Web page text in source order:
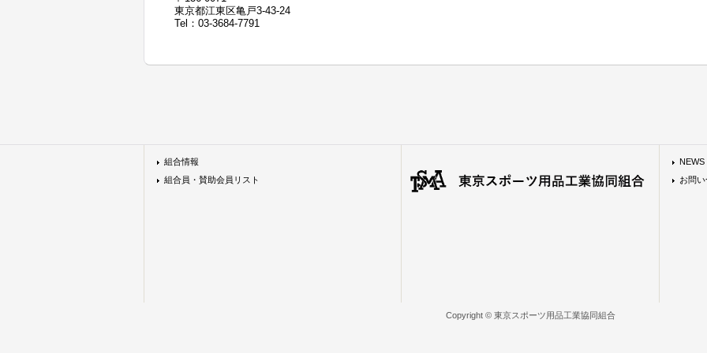
東京都江東区亀戸3-43-24
Tel：03-3684-7791
組合情報
組合員・賛助会員リスト
NEWS
お問
Copyright © 東京スポーツ用品工業協同組合